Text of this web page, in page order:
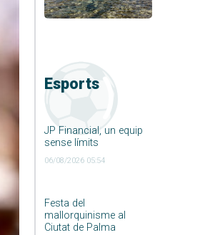
Esports
JP Financial, un equip
sense límits
06/08/2026 05:54
Festa del
mallorquinisme al
Ciutat de Palma